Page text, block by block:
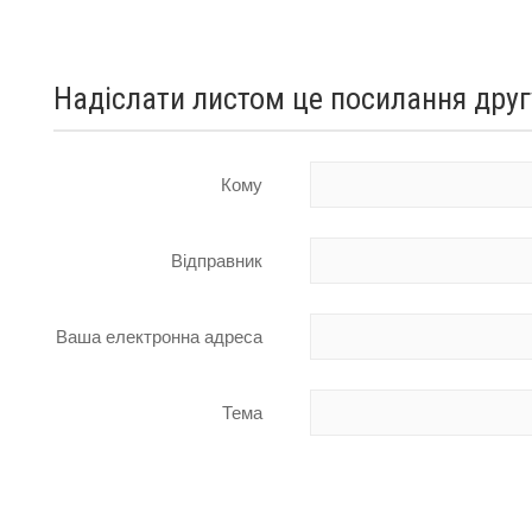
Надіслати листом це посилання
Кому
Відправник
Ваша електронна адреса
Тема